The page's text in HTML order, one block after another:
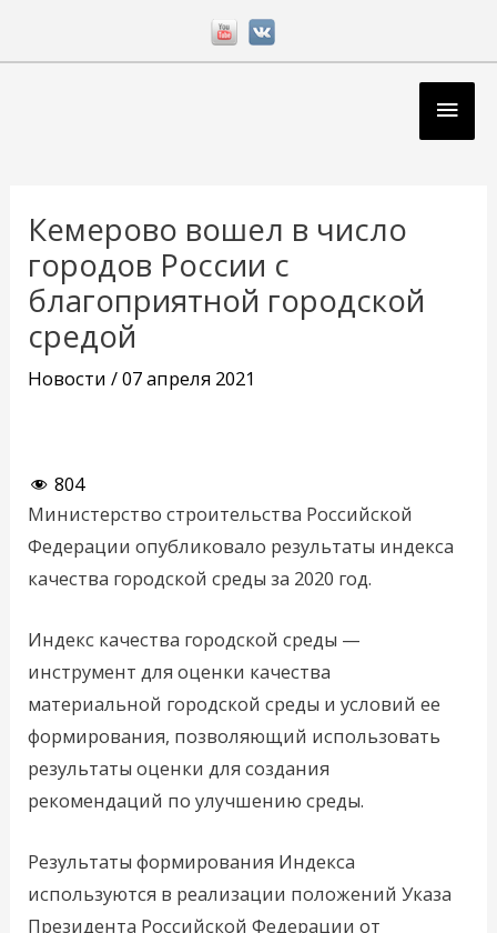
Кемерово вошел в число
городов России с
благоприятной городской
средой
Новости /07 апреля 2021
804
Министерство строительства Российской
Федерации опубликовало результаты индекса
качества городской среды за 2020 год.
Индекс качества городской среды —
инструмент для оценки качества
материальной городской среды и условий ее
формирования, позволяющий использовать
результаты оценки для создания
рекомендаций по улучшению среды.
Результаты формирования Индекса
используются в реализации положений Указа
Президента Российской Федерации от
записям